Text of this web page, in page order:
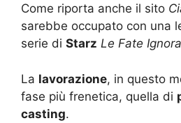
Come riporta anche il sito
sarebbe occupato con una
serie di Starz Le Fate
La lavorazione, in questo
fase più frenetica, quella di
casting.